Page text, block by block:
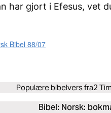
har gjort i Efesus, vet
Bibel 88/07
Populære bibelvers fra2
Bibel: Norsk: